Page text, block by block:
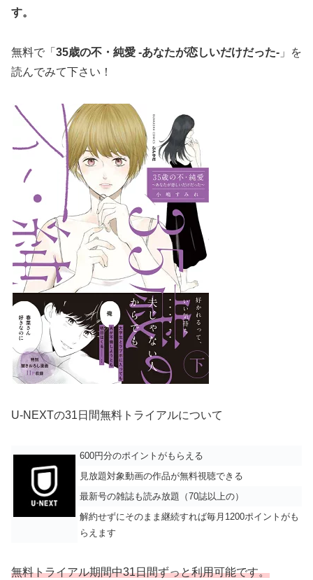
す。
無料で「 35歳の不・純愛 -あなたが恋しいだけだった- 」を
読んでみて下さい！
U-NEXTの31日間無料トライアルについて
600円分のポイントがもらえる
見放題対象動画の作品が無料視聴できる
最新号の雑誌も読み放題（70誌以上の）
解約せずにそのまま継続すれば毎月1200ポイントがも
らえます
無料トライアル期間中31日間ずっと利用可能です。